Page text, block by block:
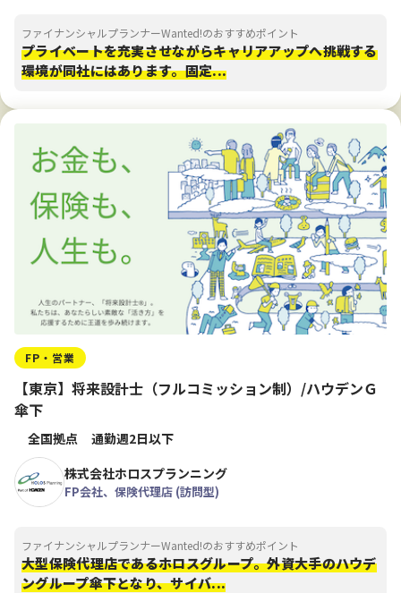
ファイナンシャルプランナーWanted!のおすすめポイント
プライベートを充実させながらキャリアアップへ挑戦する
環境が同社にはあります。固定...
FP・営業
【東京】将来設計士（フルコミッション制）/ハウデンＧ
傘下
全国拠点
通勤週2日以下
株式会社ホロスプランニング
FP会社、保険代理店 (訪問型)
ファイナンシャルプランナーWanted!のおすすめポイント
大型保険代理店であるホロスグループ。外資大手のハウデ
ングループ傘下となり、サイバ...